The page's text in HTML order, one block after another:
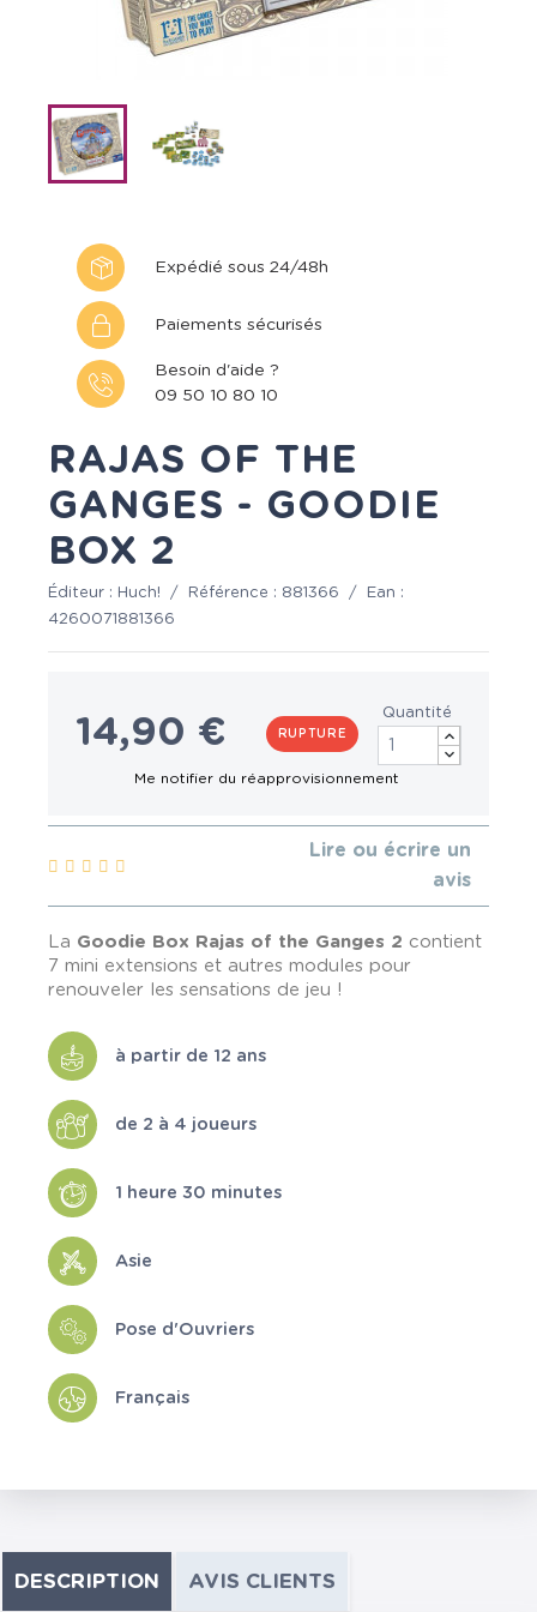
Expédié sous 24/48h
Paiements sécurisés
Besoin d'aide ?
09 50 10 80 10
RAJAS OF THE
GANGES - GOODIE
BOX 2
Éditeur : Huch! / Référence : 881366 /
Ean :
4260071881366
14,90 € RUPTURE
Quantité
Lire ou écrire un
avis
La Goodie Box Rajas of the Ganges 2 contient
7 mini extensions et autres modules pour
renouveler les sensations de jeu !
à partir de 12 ans
de 2 à 4 joueurs
1 heure 30 minutes
Asie
Pose d'Ouvriers
Français
DESCRIPTION AVIS CLIENTS